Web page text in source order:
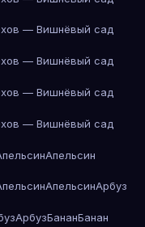
— Вишнёвый сад
— Вишнёвый сад
— Вишнёвый сад
— Вишнёвый сад
Апельсин
АпельсинАрбуз
АрбузБананБанан